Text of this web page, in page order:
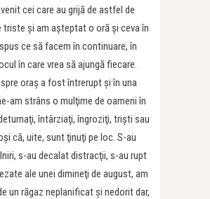
cei care au grijă de astfel de
triste şi am aşteptat o oră şi ceva în
ce să facem în continuare, în
în care vrea să ajungă fiecare.
oraş a fost întrerupt şi în una
am strâns o mulţime de oameni în
întârziaţi, îngroziţi, trişti sau
că, uite, sunt ţinuţi pe loc. S-au
s-au decalat distracţii, s-au rupt
ale unei dimineţi de august, am
un răgaz neplanificat şi nedorit dar,